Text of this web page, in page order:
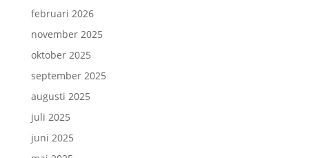
februari 2026
november 2025
oktober 2025
september 2025
augusti 2025
juli 2025
juni 2025